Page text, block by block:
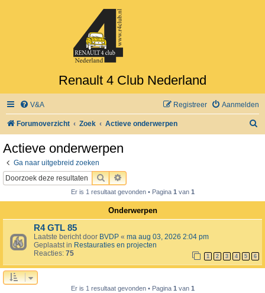
Renault 4 Club Nederland
V&A Aanmelden
Registreer
Forumoverzicht Zoek Actieve onderwerpen
Actieve onderwerpen
Ga naar uitgebreid zoeken
ZOEKUITGEBREID ZOEKEN
Er is 1 resultaat gevonden • Pagina 1van 1
Onderwerpen
R4 GTL 85
Laatste bericht door BVDP « ma aug 03, 2026 2:04 pm
Geplaatst in Restauraties en projecten
Reacties: 75 1 2 3 4 5 6
Er is 1 resultaat gevonden • Pagina 1van 1